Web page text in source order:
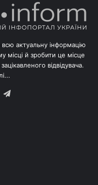
всю актуальну інформацію
місці й зробити це місце
відвідувача.
X